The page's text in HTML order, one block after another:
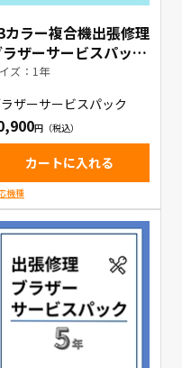
カラー複合機出張修理
ザーサービスパック
ズ：1年
ザーサービスパック
カートに入れる
機種